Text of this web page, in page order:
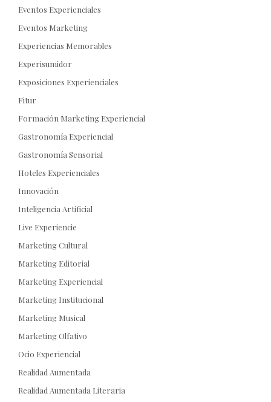
Eventos Experienciales
Eventos Marketing
Experiencias Memorables
Experisumidor
Exposiciones Experienciales
Fitur
Formación Marketing Experiencial
Gastronomía Experiencial
Gastronomía Sensorial
Hoteles Experienciales
Innovación
Inteligencia Artificial
Live Experiencie
Marketing Cultural
Marketing Editorial
Marketing Experiencial
Marketing Institucional
Marketing Musical
Marketing Olfativo
Ocio Experiencial
Realidad Aumentada
Realidad Aumentada Literaria